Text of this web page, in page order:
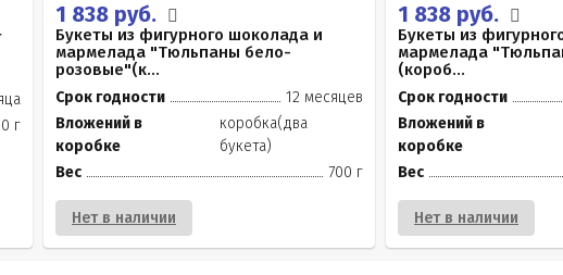
г
1 838 руб.
Букеты из фигурного шоколада и
мармелада "Тюльпаны бело-
розовые"(к...
Срок годности
12 месяцев
Вложений в
коробке
коробка(два
букета)
Вес
700 г
Нет в наличии
1 838 руб.
Букеты из
мармелада
(короб...
Срок годности
Вложений в
коробке
Вес
Нет в наличии